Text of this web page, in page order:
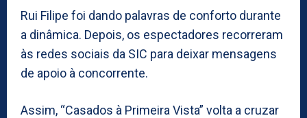
Rui Filipe foi dando palavras de conforto durante
a dinâmica. Depois, os espectadores recorreram
às redes sociais da SIC para deixar mensagens
de apoio à concorrente.
Assim, “Casados à Primeira Vista” volta a cruzar